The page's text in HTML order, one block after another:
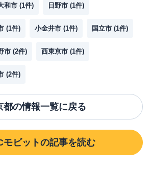
和市 (1件) 日野市 (1件)
(1件) 小金井市 (1件) 国立市 (1件)
市 (2件) 西東京市 (1件)
(2件)
都の情報一覧に戻る
モビットの記事を読む